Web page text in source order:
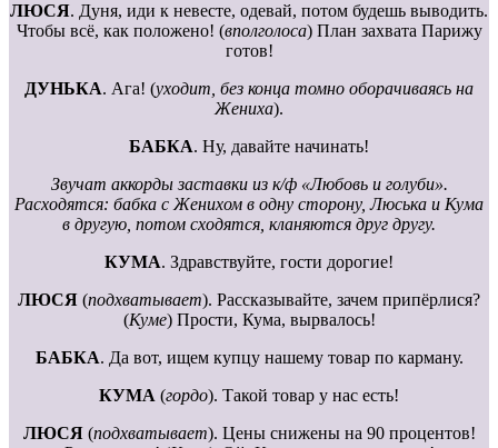
ЛЮСЯ. Дуня, иди к невесте, одевай, потом будешь выводить.
Чтобы всё, как положено! (вполголоса) План захвата Парижу
готов!
ДУНЬКА. Ага! (уходит, без конца томно оборачиваясь на
Жениха).
БАБКА. Ну, давайте начинать!
Звучат аккорды заставки из к/ф «Любовь и голуби».
Расходятся: бабка с Женихом в одну сторону, Люська и Кума
в другую, потом сходятся, кланяются друг другу.
КУМА. Здравствуйте, гости дорогие!
ЛЮСЯ (подхватывает). Рассказывайте, зачем припёрлися?
(Куме) Прости, Кума, вырвалось!
БАБКА. Да вот, ищем купцу нашему товар по карману.
КУМА (гордо). Такой товар у нас есть!
ЛЮСЯ(подхватывает). Цены снижены на 90 процентов!